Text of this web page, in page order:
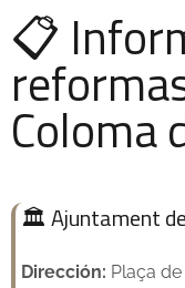
📋
Coloma
🏛️ Ajuntament
Dirección: Plaça de